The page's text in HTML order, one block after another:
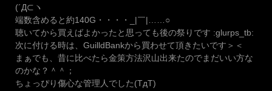
(´Д⊂ヽ
端数含めると約140G・・・・_|￣|……○
聴いてから買えばよかったと思っても後の祭りです :glurps_tb:
次に付ける時は、GuilldBankから買わせて頂きたいです＞＜
まぁでも、昔に比べたら金策方法沢山出来たのでまだいい方な
のかな？＾＾；
ちょっぴり傷心な管理人でした(TдT)